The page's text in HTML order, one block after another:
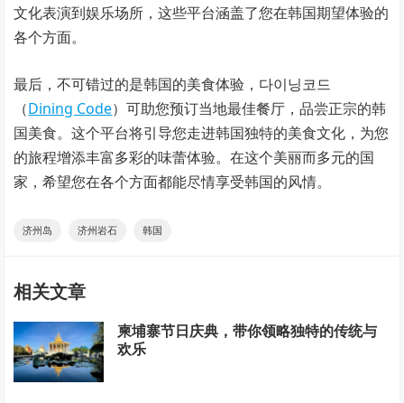
文化表演到娱乐场所，这些平台涵盖了您在韩国期望体验的
各个方面。
最后，不可错过的是韩国的美食体验，다이닝코드
（Dining Code）可助您预订当地最佳餐厅，品尝正宗的韩
国美食。这个平台将引导您走进韩国独特的美食文化，为您
的旅程增添丰富多彩的味蕾体验。在这个美丽而多元的国
家，希望您在各个方面都能尽情享受韩国的风情。
济州岛 济州岩石 韩国
相关文章
柬埔寨节日庆典，带你领略独特的传统与
欢乐